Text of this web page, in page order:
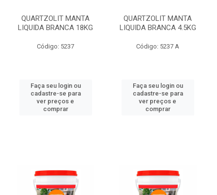
QUARTZOLIT MANTA
LIQUIDA BRANCA 18KG
Código: 5237
Faça seu login ou
cadastre-se para
ver preços e
comprar
QUARTZOLIT MANTA
LIQUIDA BRANCA 4.5KG
Código: 5237 A
Faça seu login ou
cadastre-se para
ver preços e
comprar